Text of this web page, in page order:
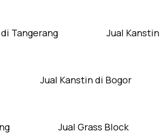
Tangerang Jual Kanstin
Jual Kanstin di Bogor
Jual Grass Block